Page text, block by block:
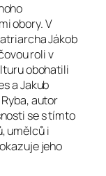
obory. V
Jákob
roli v
obohatili
a Jakub
autor
se s tímto
umělců i
jeho